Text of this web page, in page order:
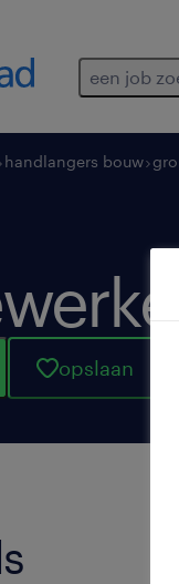
een job
handlangers bouw
opslaan